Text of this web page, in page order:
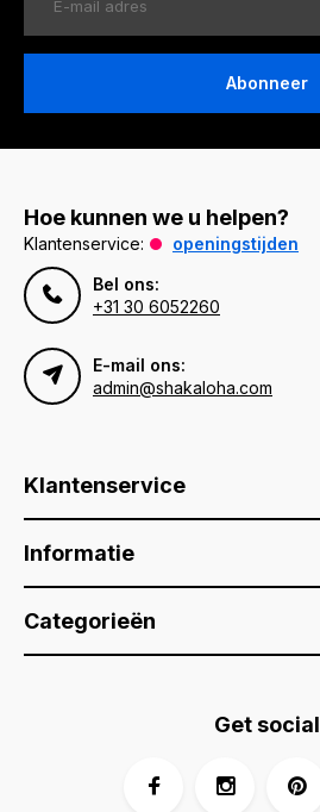
Abonneer
Hoe kunnen we u helpen?
Klantenservice:
openingstijden
Bel ons:
+31 30 6052260
E-mail ons:
admin@shakaloha.com
Klantenservice
Informatie
Categorieën
Get social